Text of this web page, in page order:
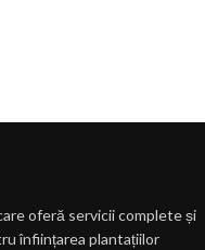
oferă servicii complete și
înființarea plantațiilor